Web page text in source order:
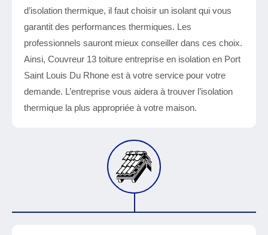
d’isolation thermique, il faut choisir un isolant qui vous
garantit des performances thermiques. Les
professionnels sauront mieux conseiller dans ces choix.
Ainsi, Couvreur 13 toiture entreprise en isolation en Port
Saint Louis Du Rhone est à votre service pour votre
demande. L’entreprise vous aidera à trouver l’isolation
thermique la plus appropriée à votre maison.